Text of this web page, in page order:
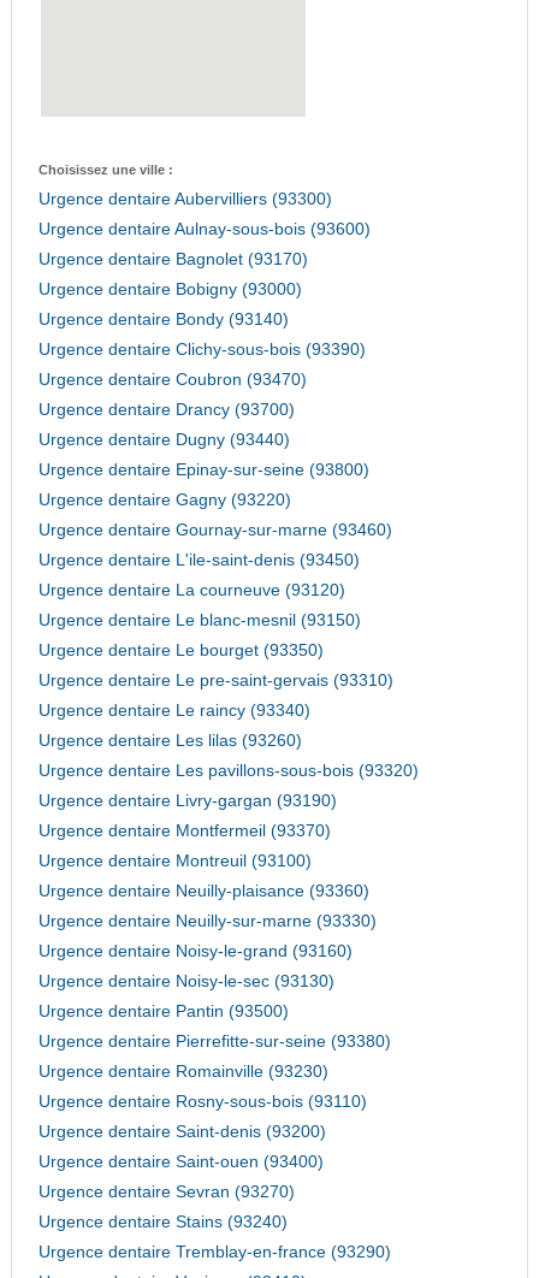
Choisissez une ville :
Urgence dentaire Aubervilliers (93300)
Urgence dentaire Aulnay-sous-bois (93600)
Urgence dentaire Bagnolet (93170)
Urgence dentaire Bobigny (93000)
Urgence dentaire Bondy (93140)
Urgence dentaire Clichy-sous-bois (93390)
Urgence dentaire Coubron (93470)
Urgence dentaire Drancy (93700)
Urgence dentaire Dugny (93440)
Urgence dentaire Epinay-sur-seine (93800)
Urgence dentaire Gagny (93220)
Urgence dentaire Gournay-sur-marne (93460)
Urgence dentaire L'ile-saint-denis (93450)
Urgence dentaire La courneuve (93120)
Urgence dentaire Le blanc-mesnil (93150)
Urgence dentaire Le bourget (93350)
Urgence dentaire Le pre-saint-gervais (93310)
Urgence dentaire Le raincy (93340)
Urgence dentaire Les lilas (93260)
Urgence dentaire Les pavillons-sous-bois (93320)
Urgence dentaire Livry-gargan (93190)
Urgence dentaire Montfermeil (93370)
Urgence dentaire Montreuil (93100)
Urgence dentaire Neuilly-plaisance (93360)
Urgence dentaire Neuilly-sur-marne (93330)
Urgence dentaire Noisy-le-grand (93160)
Urgence dentaire Noisy-le-sec (93130)
Urgence dentaire Pantin (93500)
Urgence dentaire Pierrefitte-sur-seine (93380)
Urgence dentaire Romainville (93230)
Urgence dentaire Rosny-sous-bois (93110)
Urgence dentaire Saint-denis (93200)
Urgence dentaire Saint-ouen (93400)
Urgence dentaire Sevran (93270)
Urgence dentaire Stains (93240)
Urgence dentaire Tremblay-en-france (93290)